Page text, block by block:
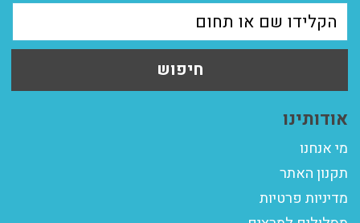
חיפוש
אודותינו
מי אנחנו
תקנון האתר
מדיניות פרטיות